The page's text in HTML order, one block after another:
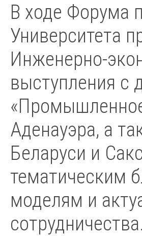
В ходе Форума
Университета
Инженерно-
выступления с
Аденауэра, а
Беларуси и
тематическим
моделям и
сотрудничества.